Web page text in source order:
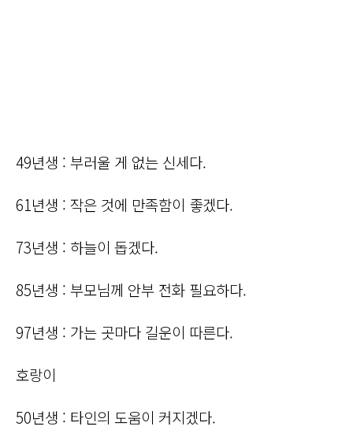
49년생 : 부러울 게 없는 신세다.
61년생 : 작은 것에 만족함이 좋겠다.
73년생 : 하늘이 돕겠다.
85년생 : 부모님께 안부 전화 필요하다.
97년생 : 가는 곳마다 길운이 따른다.
호랑이
50년생 : 타인의 도움이 커지겠다.